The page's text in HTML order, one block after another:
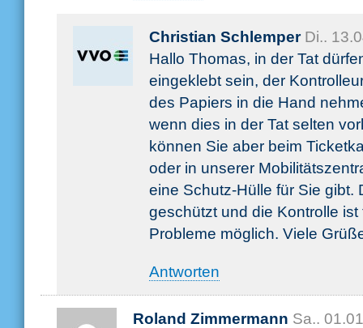
Christian Schlemper Di..
Hallo Thomas, in der Tat
eingeklebt sein, der
des Papiers in die Hand
wenn dies in der Tat selten
können Sie aber beim
oder in unserer
eine Schutz-Hülle für Sie gibt.
geschützt und die Kontrolle
Probleme möglich. Viele
Antworten
Roland Zimmermann Sa..